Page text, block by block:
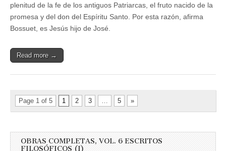
plenitud de la fe de los antiguos Patriarcas, el fruto nacido de la
promesa y del don del Espíritu Santo. Por esta razón, afirma
Bossuet, es Jesús hijo de José.
Read more →
Page 1 of 5 1 2 3 5 »
OBRAS COMPLETAS, VOL. 6 ESCRITOS
FILOSÓFICOS (I)